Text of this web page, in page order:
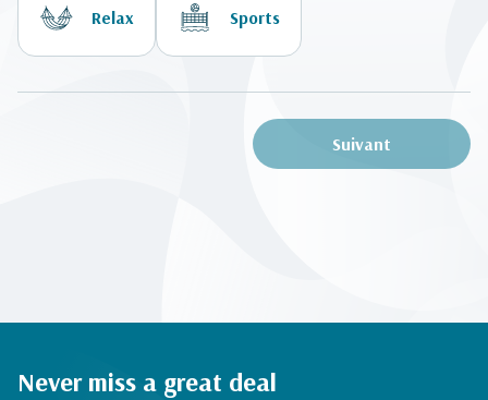
Relax Sports
Suivant
Never miss a great deal